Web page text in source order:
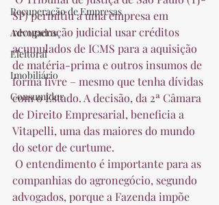
Recuperação de Empresas
Advogados
Eleitoral
Imobiliário
Consumidor
SP) permitiu a uma empresa em
recuperação judicial usar créditos
acumulados de ICMS para a aquisição
de matéria-prima e outros insumos de
forma livre – mesmo que tenha dívidas
com o Estado. A decisão, da 2ª Câmara
de Direito Empresarial, beneficia a
Vitapelli, uma das maiores do mundo
do setor de curtume.
companhias do agronegócio, segundo
advogados, porque a Fazenda impõe